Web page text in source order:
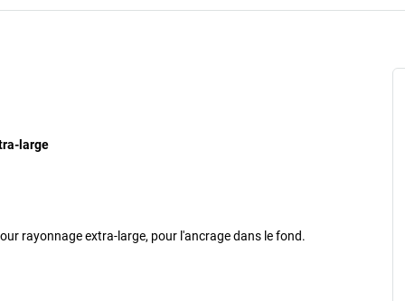
large
rayonnage extra-large, pour l'ancrage dans le fond.